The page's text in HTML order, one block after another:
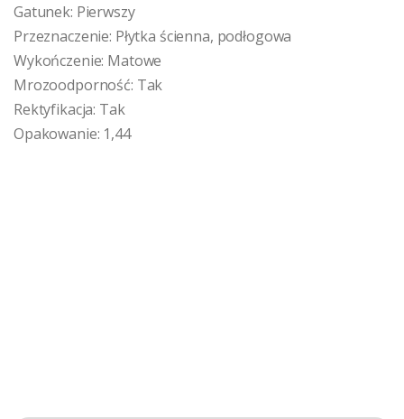
Gatunek: Pierwszy
Przeznaczenie: Płytka ścienna, podłogowa
Wykończenie: Matowe
Mrozoodporność: Tak
Rektyfikacja: Tak
Opakowanie: 1,44